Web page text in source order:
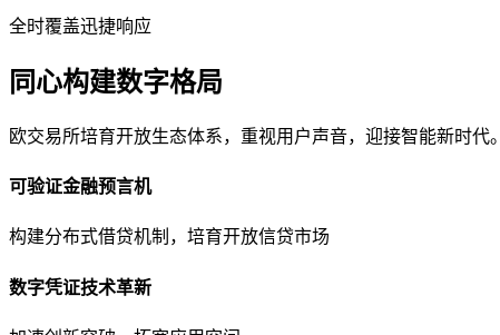
全时覆盖迅捷响应
同心构建数字格局
欧交易所培育开放生态体系，重视用户声音，迎接智能新时代。
可验证金融预言机
构建分布式借贷机制，培育开放信贷市场
数字凭证技术革新